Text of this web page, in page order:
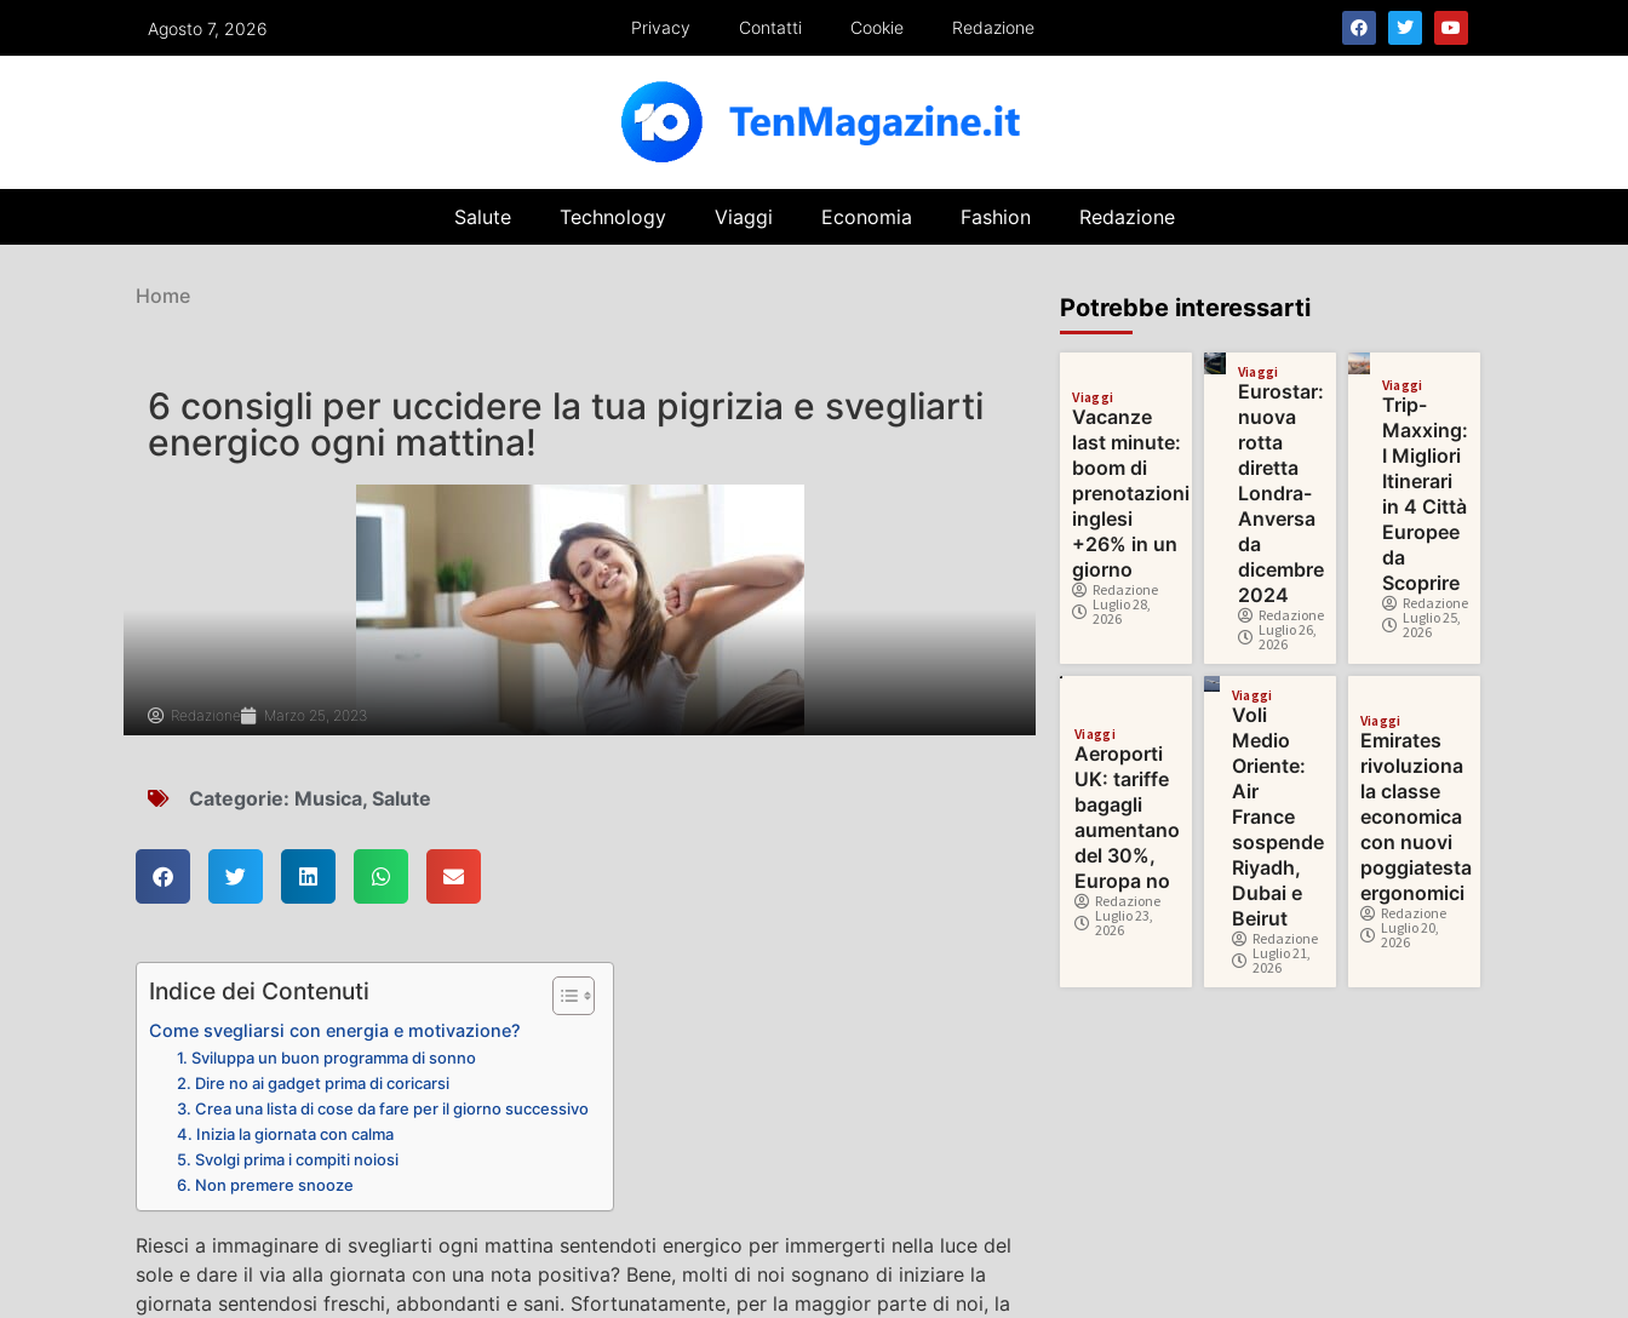
Agosto 7, 2026 Privacy Contatti Cookie Redazione
Salute Technology Viaggi Economia Fashion Redazione
Home
6 consigli per uccidere la tua pigrizia e svegliarti
energico ogni mattina!
Redazione Marzo 25, 2023
Categorie: Musica, Salute
Indice dei Contenuti
Come svegliarsi con energia e motivazione?
1. Sviluppa un buon programma di sonno
2. Dire no ai gadget prima di coricarsi
3. Crea una lista di cose da fare per il giorno successivo
4. Inizia la giornata con calma
5. Svolgi prima i compiti noiosi
6. Non premere snooze
Riesci a immaginare di svegliarti ogni mattina sentendoti energico per immergerti nella luce del
sole e dare il via alla giornata con una nota positiva? Bene, molti di noi sognano di iniziare la
giornata sentendosi freschi, abbondanti e sani. Sfortunatamente, per la maggior parte di noi, la
Potrebbe interessarti
Viaggi
Vacanze
last minute:
boom di
prenotazioni
inglesi
+26% in un
giorno
Redazione
Luglio 28,
2026
Viaggi
Eurostar:
nuova
rotta
diretta
Londra-
Anversa
da
dicembre
2024
Redazione
Luglio 26,
2026
Viaggi
Trip-
Maxxing:
I Migliori
Itinerari
in 4 Città
Europee
da
Scoprire
Redazione
Luglio 25,
2026
Viaggi
Aeroporti
UK: tariffe
bagagli
aumentano
del 30%,
Europa no
Redazione
Luglio 23,
2026
Viaggi
Voli
Medio
Oriente:
Air
France
sospende
Riyadh,
Dubai e
Beirut
Redazione
Luglio 21,
2026
Viaggi
Emirates
rivoluziona
la classe
economica
con nuovi
poggiatesta
ergonomici
Redazione
Luglio 20,
2026